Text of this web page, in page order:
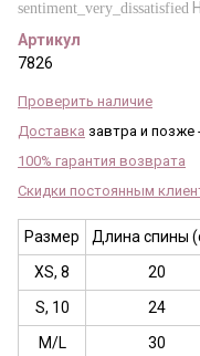
sentiment_very_dissatisfied
Артикул
7826
Проверить наличие
Доставка завтра и позже
100% гарантия возврата
Скидки постоянным
Размер Длина спины
XS, 8
20
S, 10
24
M/L
30